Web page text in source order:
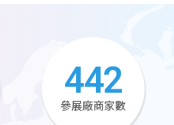
442
參展廠商家數